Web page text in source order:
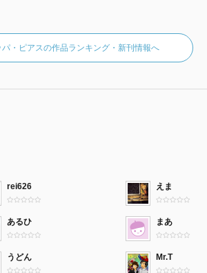
・ピアスの作品ランキング・新刊情報へ
rei626 えま
あるひ まあ
うどん Mr.T